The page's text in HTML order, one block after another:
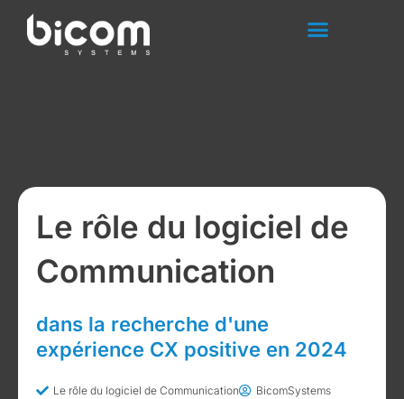
Le rôle du logiciel de
Communication
dans la recherche d'une
expérience CX positive en 2024
Le rôle du logiciel de Communication
BicomSystems